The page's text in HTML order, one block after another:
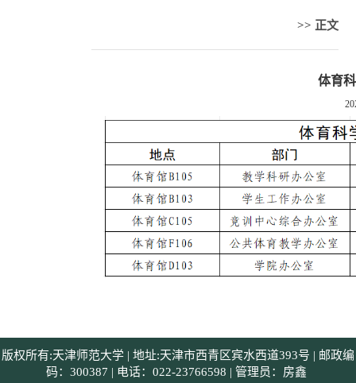
>> 正文
体育
版权所有:天津师范大学 | 地址:天津市西青区宾水西道393号 | 邮政编
码：300387 | 电话：022-23766598 | 管理员：房鑫